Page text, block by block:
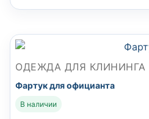
ОДЕЖДА ДЛЯ КЛИНИНГА
Фартук для официанта
В наличии